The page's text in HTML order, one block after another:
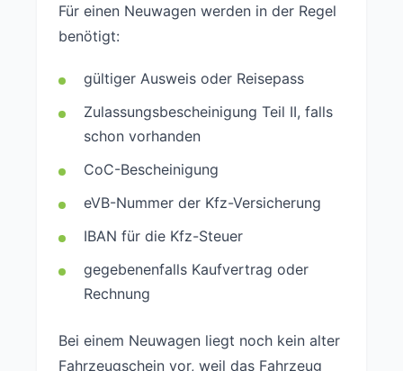
Für einen Neuwagen werden in der Regel
benötigt:
gültiger Ausweis oder Reisepass
Zulassungsbescheinigung Teil II, falls
schon vorhanden
CoC-Bescheinigung
eVB-Nummer der Kfz-Versicherung
IBAN für die Kfz-Steuer
gegebenenfalls Kaufvertrag oder
Rechnung
Bei einem Neuwagen liegt noch kein alter
Fahrzeugschein vor, weil das Fahrzeug